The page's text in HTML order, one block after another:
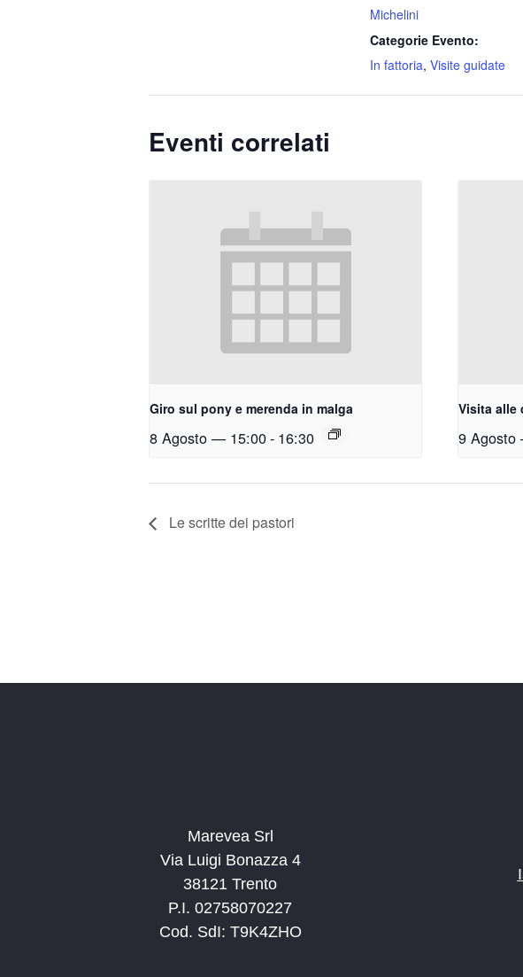
Michelini
Categorie Evento:
In fattoria, Visite guidate
Eventi correlati
Giro sul pony e merenda in malga
8 Agosto — 15:00- 16:30
Visita alle
9
Le scritte dei pastori
Marevea Srl
Via Luigi Bonazza 4
38121 Trento
P.I. 02758070227
Cod. SdI: T9K4ZHO